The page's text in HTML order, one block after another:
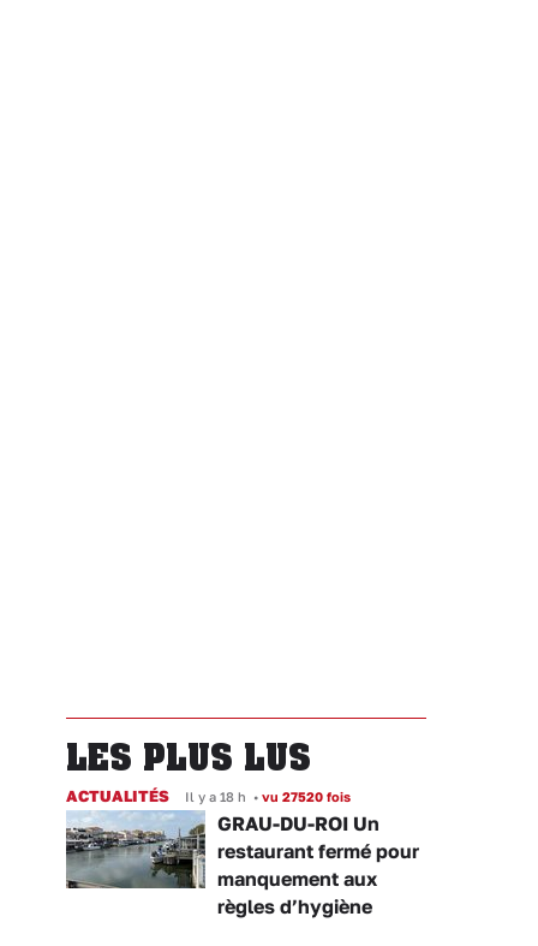
LES PLUS LUS
ACTUALITÉS Il y a 18 h • vu 27520 fois
GRAU-DU-ROI Un
restaurant fermé pour
manquement aux
règles d’hygiène